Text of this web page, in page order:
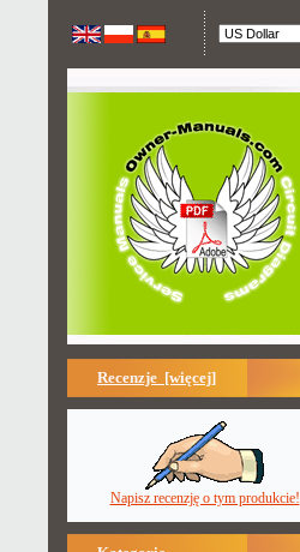
Recenzje [więcej]
Napisz recenzję o tym produkcie!